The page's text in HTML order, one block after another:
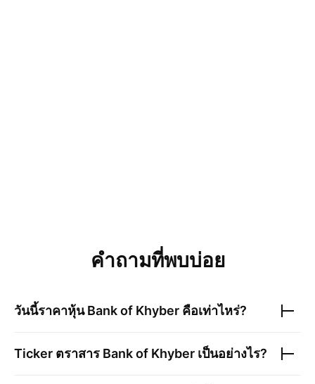
คำถามที่พบบ่อย
วันนี้ราคาหุ้นBank of Khyber คือเท่าไหร่?
Ticker ตราสาร Bank of Khyber เป็นอย่างไร?